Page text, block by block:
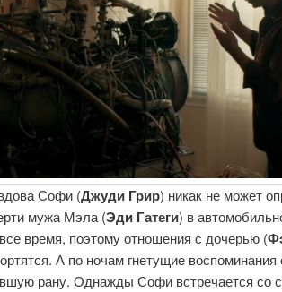
Софи (Джуди Грир) никак не может
мужа Мэла (Эди Гатеги) в
время, поэтому отношения с дочерью (
А по ночам гнетущие воспоминания
рану. Однажды Софи встречается со